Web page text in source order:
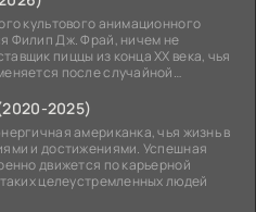
культового анимационного
Филип Дж. Фрай, ничем не
пиццы из конца XX века, чья
после случайной
2025)
американка, чья жизнь в
и достижениями. Успешная
движется по карьерной
целеустремленных людей